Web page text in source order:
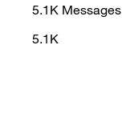
5.1K Messages
5.1K